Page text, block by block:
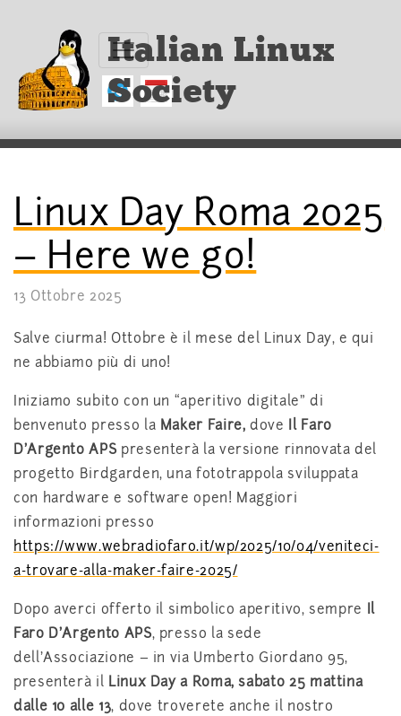
Italian Linux
Society
Linux Day Roma 2025
– Here we go!
13 Ottobre 2025
Salve ciurma! Ottobre è il mese del Linux Day, e qui
ne abbiamo più di uno!
Iniziamo subito con un “aperitivo digitale” di
benvenuto presso la Maker Faire, dove Il Faro
D’Argento APS presenterà la versione rinnovata del
progetto Birdgarden, una fototrappola sviluppata
con hardware e software open! Maggiori
informazioni presso
https://www.webradiofaro.it/wp/2025/10/04/veniteci-
a-trovare-alla-maker-faire-2025/
Dopo averci offerto il simbolico aperitivo, sempre Il
Faro D’Argento APS, presso la sede
dell’Associazione – in via Umberto Giordano 95,
presenterà il Linux Day a Roma, sabato 25 mattina
dalle 10 alle 13, dove troverete anche il nostro